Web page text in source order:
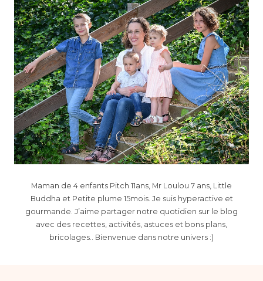
Maman de 4 enfants Pitch 11ans, Mr Loulou 7 ans, Little
Buddha et Petite plume 15mois. Je suis hyperactive et
gourmande. J’aime partager notre quotidien sur le blog
avec des recettes, activités, astuces et bons plans,
bricolages.. Bienvenue dans notre univers :)